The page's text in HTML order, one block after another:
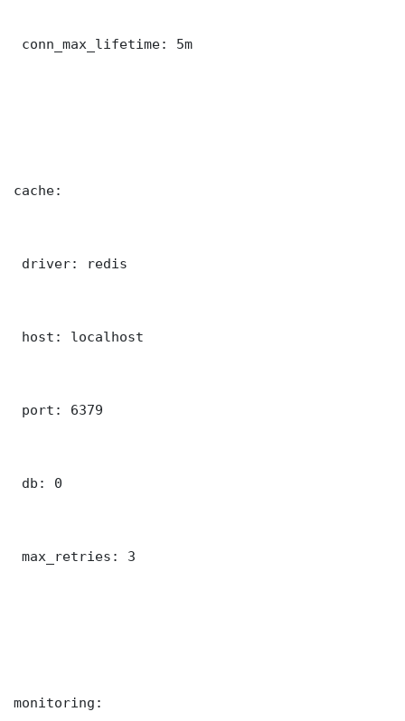
conn_max_lifetime: 5m
cache:
driver: redis
host: localhost
port: 6379
db: 0
max_retries: 3
monitoring: